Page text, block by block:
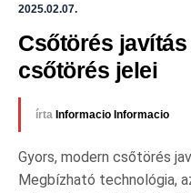
2025.02.07.
Csőtörés
csőtörés jelei
írta Informacio Informacio
Gyors, modern csőtörés
Megbízható technológia,